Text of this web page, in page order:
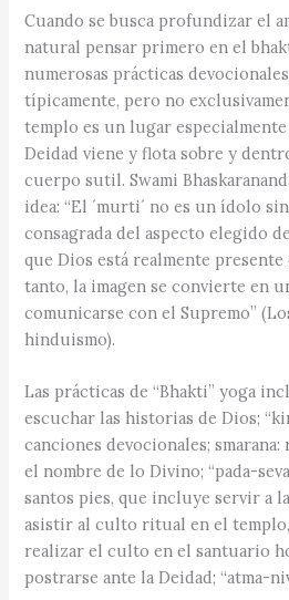
Cuando se busca profundizar el
natural pensar primero en el
numerosas prácticas
típicamente, pero no
templo es un lugar
Deidad viene y flota sobre y
cuerpo sutil. Swami
idea: “El ´murti´ no es un ídolo
consagrada del aspecto elegido
que Dios está realmente presente
tanto, la imagen se convierte en
comunicarse con el Supremo”
hinduismo).
Las prácticas de “Bhakti” yoga
escuchar las historias de Dios;
canciones devocionales;
el nombre de lo Divino; “pada-
santos pies, que incluye servir a
asistir al culto ritual en el
realizar el culto en el santuario
postrarse ante la Deidad; “atma-